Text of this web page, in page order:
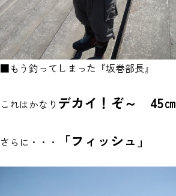
■もう釣ってしまった『坂巻部長』
これはかなり デカイ！ぞ～ 45㎝
さらに・・・ 「フィッシュ」